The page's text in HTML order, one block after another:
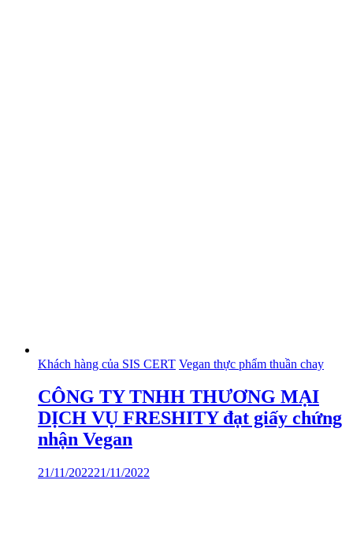
Khách hàng của SIS CERT Vegan thực phẩm thuần chay
CÔNG TY TNHH THƯƠNG MẠI
DỊCH VỤ FRESHITY đạt giấy chứng
nhận Vegan
21/11/202221/11/2022